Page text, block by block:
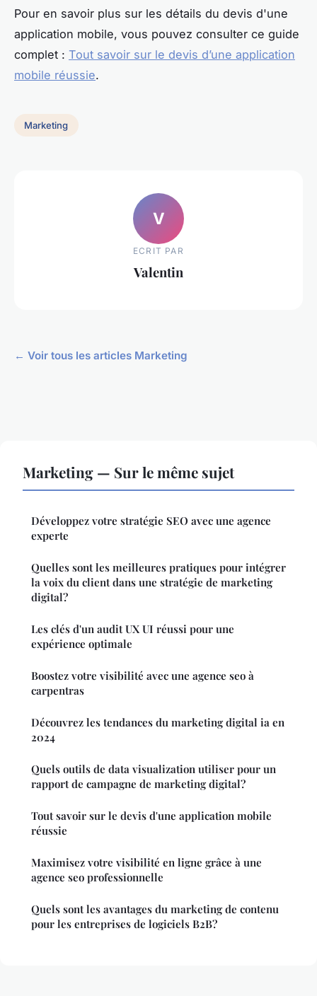
Pour en savoir plus sur les détails du devis d'une
application mobile, vous pouvez consulter ce guide
complet : Tout savoir sur le devis d’une application
mobile réussie.
Marketing
V
ECRIT PAR
Valentin
← Voir tous les articles Marketing
Marketing — Sur le même sujet
Développez votre stratégie SEO avec une agence
experte
Quelles sont les meilleures pratiques pour intégrer
la voix du client dans une stratégie de marketing
digital?
Les clés d'un audit UX UI réussi pour une
expérience optimale
Boostez votre visibilité avec une agence seo à
carpentras
Découvrez les tendances du marketing digital ia en
2024
Quels outils de data visualization utiliser pour un
rapport de campagne de marketing digital?
Tout savoir sur le devis d'une application mobile
réussie
Maximisez votre visibilité en ligne grâce à une
agence seo professionnelle
Quels sont les avantages du marketing de contenu
pour les entreprises de logiciels B2B?